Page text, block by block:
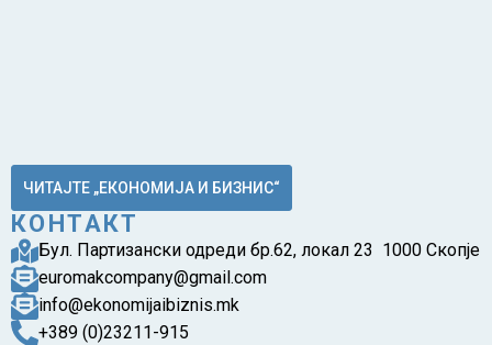
ЧИТАЈТЕ „ЕКОНОМИЈА И БИЗНИС“
КОНТАКТ
Бул. Партизански одреди бр.62, локал 23 1000 Скопје
euromakcompany@gmail.com
info@ekonomijaibiznis.mk
+389 (0)23211-915